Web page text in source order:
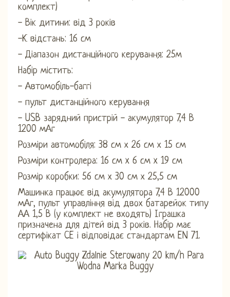
комплект)
- Вік дитини: від 3 років
-К відстань: 16 см
- Діапазон дистанційного керування: 25м
Набір містить:
- Автомобіль-баггі
- пульт дистанційного керування
- USB зарядний пристрій - акумулятор 7,4 В
1200 мАг
Розміри автомобіля: 38 см х 26 см х 15 см
Розміри контролера: 16 см x 6 см x 19 см
Розмір коробки: 56 см х 30 см х 25,5 см
Машинка працює від акумулятора 7,4 В 12000
мАг, пульт управління від двох батарейок типу
АА 1,5 В (у комплект не входять) Іграшка
призначена для дітей від 3 років. Набір має
сертифікат CE і відповідає стандартам EN 71.